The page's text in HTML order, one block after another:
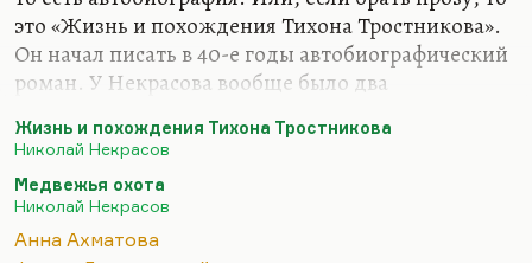
это «Жизнь и похождения Тихона Тростникова».
Он начал писать в 40-е годы автобиографический
роман. У Некрасова вообще было два
автобиографический прозаический роман «Жизнь
и похождения Тихона Тростникова» и
неоконченная великолепная по эскизам драма в
стихах «Медвежья охота», где он выносит
приговор поколению и где медвежья охота
Жизнь и похождения Тихона Тростникова
Николай Некрасов
Медвежья охота
Николай Некрасов
Анна Ахматова